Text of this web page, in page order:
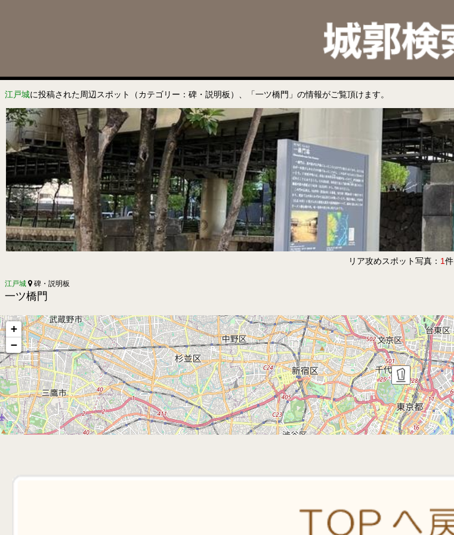
江戸城に投稿された周辺スポット（カテゴリー：碑・説明板）、「一ツ橋門」の情報がご覧頂けます。
リア攻めスポット写真： 1件
江戸城 碑・説明板
一ツ橋門
+
−